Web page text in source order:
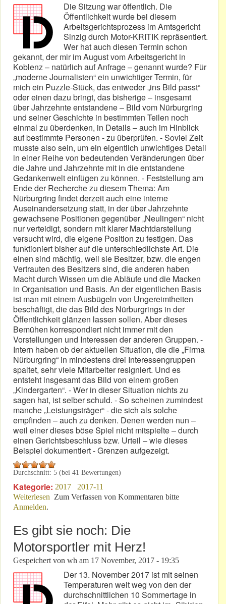
Die Sitzung war öffentlich. Die
Öffentlichkeit wurde bei diesem
Arbeitsgerichtsprozess im Amtsgericht
Sinzig durch Motor-KRITIK repräsentiert.
Wer hat auch diesen Termin schon
gekannt, der mir im August vom Arbeitsgericht in
Koblenz – natürlich auf Anfrage – genannt wurde? Für
„moderne Journalisten“ ein unwichtiger Termin, für
mich ein Puzzle-Stück, das entweder „ins Bild passt“
oder einen dazu bringt, das bisherige – insgesamt
über Jahrzehnte entstandene – Bild vom Nürburgring
und seiner Geschichte in bestimmten Teilen noch
einmal zu überdenken, in Details – auch im Hinblick
auf bestimmte Personen - zu überprüfen. - Soviel Zeit
musste also sein, um ein eigentlich unwichtiges Detail
in einer Reihe von bedeutenden Veränderungen über
die Jahre und Jahrzehnte mit in die entstandene
Gedankenwelt einfügen zu können. - Feststellung am
Ende der Recherche zu diesem Thema: Am
Nürburgring findet derzeit auch eine interne
Auseinandersetzung statt, in der über Jahrzehnte
gewachsene Positionen gegenüber „Neulingen“ nicht
nur verteidigt, sondern mit klarer Machtdarstellung
versucht wird, die eigene Position zu festigen. Das
funktioniert bisher auf die unterschiedlichste Art. Die
einen sind mächtig, weil sie Besitzer, bzw. die engen
Vertrauten des Besitzers sind, die anderen haben
Macht durch Wissen um die Abläufe und die Macken
in Organisation und Basis. An der eigentlichen Basis
ist man mit einem Ausbügeln von Ungereimtheiten
beschäftigt, die das Bild des Nürburgrings in der
Öffentlichkeit glänzen lassen sollen. Aber dieses
Bemühen korrespondiert nicht immer mit den
Vorstellungen und Interessen der anderen Gruppen. -
Intern haben ob der aktuellen Situation, die die „Firma
Nürburgring“ in mindestens drei Interessengruppen
spaltet, sehr viele Mitarbeiter resigniert. Und es
entsteht insgesamt das Bild von einem großen
„Kindergarten“. - Wer in dieser Situation nichts zu
sagen hat, ist selber schuld. - So scheinen zumindest
manche „Leistungsträger“ - die sich als solche
empfinden – auch zu denken. Denen werden nun –
weil einer dieses böse Spiel nicht mitspielte – durch
einen Gerichtsbeschluss bzw. Urteil – wie dieses
Beispiel dokumentiert - Grenzen aufgezeigt.
Durchschnitt: 5 (bei 41 Bewertungen)
Kategorie: 2017
2017-11
Weiterlesen über ArbG Sinzig beendet „Ring“-Kampf um Macht!
Zum Verfassen von Kommentaren bitte
Anmelden.
Es gibt sie noch: Die
Motorsportler mit Herz!
Gespeichert von wh am 17 November, 2017 - 19:35
Der 13. November 2017 ist mit seinen
Temperaturen weit weg von den der
durchschnittlichen 10 Sommertage in